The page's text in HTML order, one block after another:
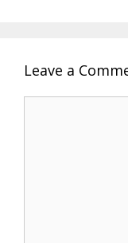
Leave a